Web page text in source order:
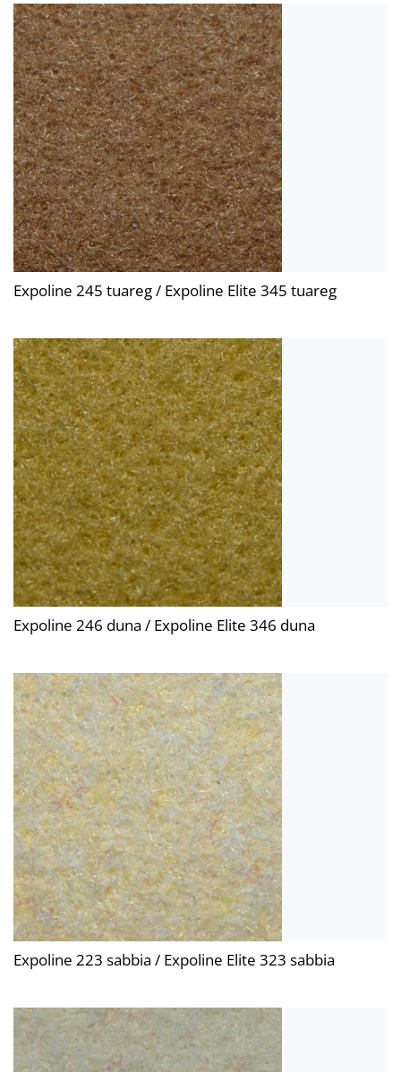
Expoline 245 tuareg / Expoline Elite 345 tuareg
Expoline 246 duna / Expoline Elite 346 duna
Expoline 223 sabbia / Expoline Elite 323 sabbia